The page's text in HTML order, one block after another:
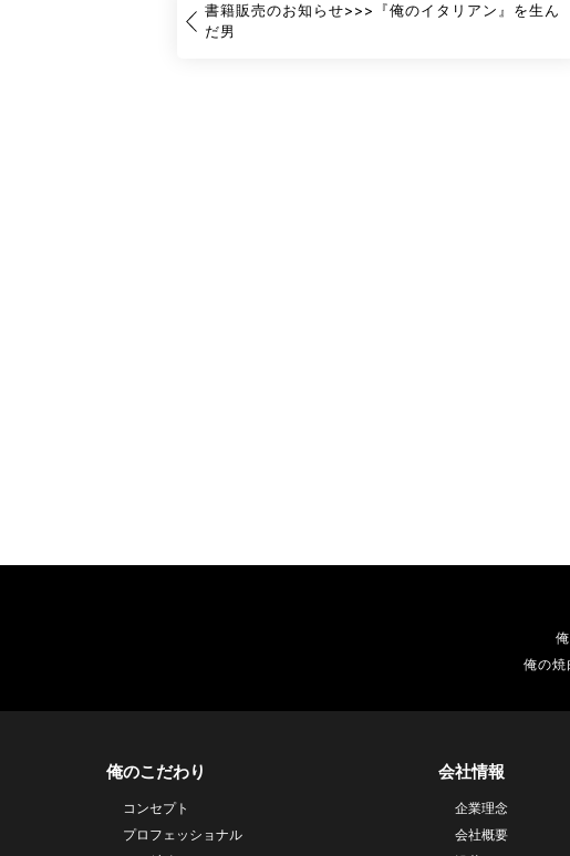
書籍販売のお知らせ>>>『俺のイタリアン』を生ん
だ男
俺の焼
俺のこだわり
コンセプト
プロフェッショナル
会社情報
企業理念
会社概要